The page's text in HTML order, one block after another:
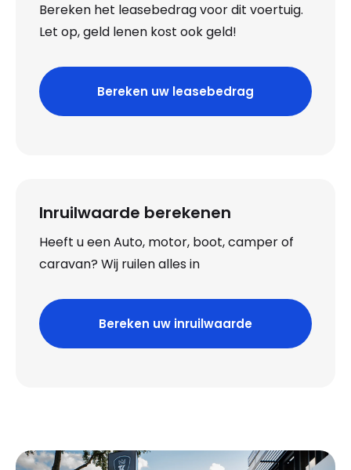
Bereken het leasebedrag voor dit voertuig.
Let op, geld lenen kost ook geld!
Bereken uw leasebedrag
Inruilwaarde berekenen
Heeft u een Auto, motor, boot, camper of
caravan? Wij ruilen alles in
Bereken uw inruilwaarde